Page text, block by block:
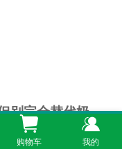
别完全替代奶
购物车 我的